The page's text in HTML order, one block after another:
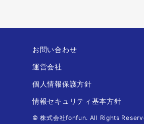
お問い合わせ
運営会社
個人情報保護方針
情報セキュリティ基本方針
© 株式会社fonfun. All Rights